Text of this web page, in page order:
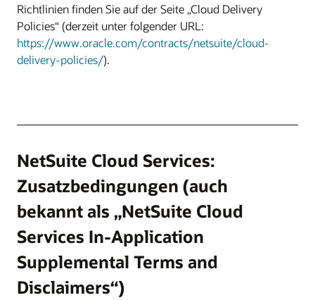
Richtlinien finden Sie auf der Seite „Cloud Delivery
Policies“ (derzeit unter folgender URL:
https://www.oracle.com/contracts/netsuite/cloud-
delivery-policies/).
NetSuite Cloud Services:
Zusatzbedingungen (auch
bekannt als „NetSuite Cloud
Services In-Application
Supplemental Terms and
Disclaimers“)